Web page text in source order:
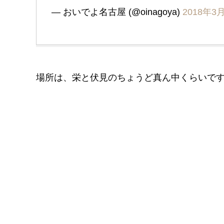
— おいでよ名古屋 (@oinagoya) 2018年3
場所は、栄と伏見のちょうど真ん中くらいです